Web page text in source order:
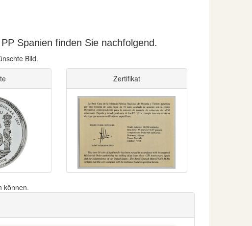
Spanien finden Sie nachfolgend.
Bild.
Zertifikat
können.